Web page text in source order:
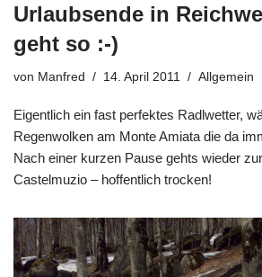
Urlaubsende in
geht so :-)
von Manfred 14. April 2011 Allgemein
Eigentlich ein fast perfektes Radlwetter,
Regenwolken am Monte Amiata die da
Nach einer kurzen Pause gehts wieder
Castelmuzio – hoffentlich trocken!